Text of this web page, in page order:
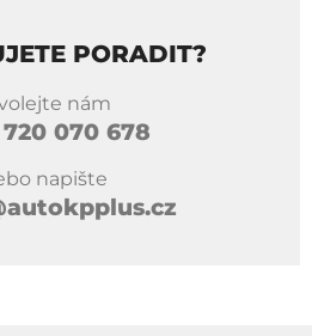
PORADIT?
nám
720 070 678
napište